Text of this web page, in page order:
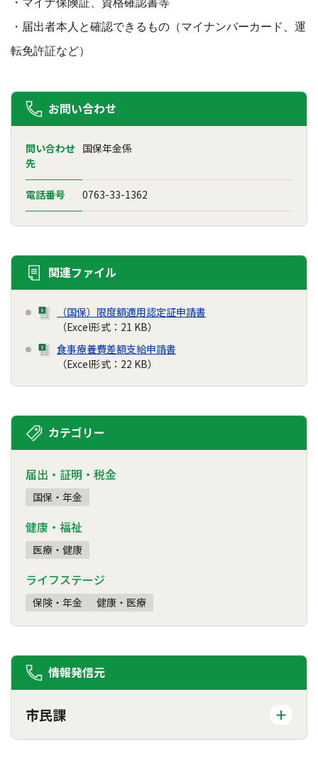
・マイナ保険証、資格確認書等
・届出者本人と確認できるもの（マイナンバーカード、運
転免許証など）
お問い合わせ
問い合わせ
先
国保年金係
電話番号 0763-33-1362
関連ファイル
（国保）限度額適用認定証申請書
（Excel形式：21 KB）
食事療養費差額支給申請書
（Excel形式：22 KB）
カテゴリー
届出・証明・税金
国保・年金
健康・福祉
医療・健康
ライフステージ
保険・年金 健康・医療
情報発信元
市民課